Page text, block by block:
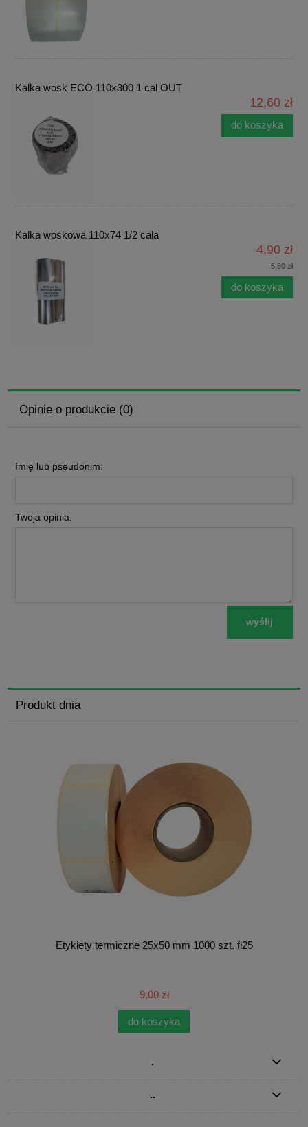
Kalka wosk ECO 110x300 1 cal OUT
12,60 zł
do koszyka
Kalka woskowa 110x74 1/2 cala
4,90 zł
5,80 zł
do koszyka
Opinie o produkcie (0)
Imię lub pseudonim:
Twoja opinia:
wyślij
Produkt dnia
Etykiety termiczne 25x50 mm 1000 szt. fi25
9,00 zł
do koszyka
.
..